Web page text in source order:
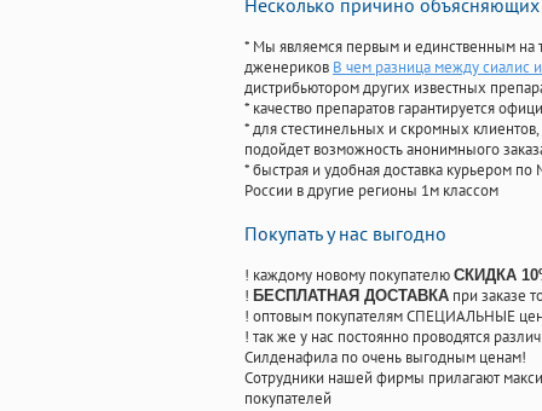
Несколько причино
* Мы являемся первым и единственным на
дженериков В чем разница между сиалис
дистрибьютором других известных
* качество препаратов гарантируется
* для стестинельных и скромных
подойдет возможность анонимныого
* быстрая и удобная доставка курьером
России в другие регионы 1м классом
Покупать у нас выгодно
! каждому новому покупателю СКИДКА
! БЕСПЛАТНАЯ ДОСТАВКА при заказе
! оптовым покупателям СПЕЦИАЛЬНЫЕ
! так же у нас постоянно проводятся
Силденафила по очень выгодным ценам!
Cотрудники нашей фирмы прилагают
покупателей